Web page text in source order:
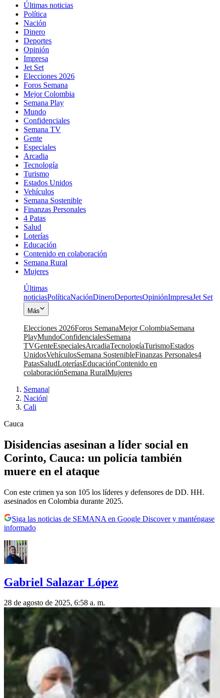
Últimas noticias
Política
Nación
Dinero
Deportes
Opinión
Impresa
Jet Set
Elecciones 2026
Foros Semana
Mejor Colombia
Semana Play
Mundo
Confidenciales
Semana TV
Gente
Especiales
Arcadia
Tecnología
Turismo
Estados Unidos
Vehículos
Semana Sostenible
Finanzas Personales
4 Patas
Salud
Loterías
Educación
Contenido en colaboración
Semana Rural
Mujeres
Últimas
noticiasPolíticaNaciónDineroDeportesOpiniónImpresaJet Set
Más
Elecciones 2026Foros SemanaMejor ColombiaSemana
PlayMundoConfidencialesSemana
TVGenteEspecialesArcadiaTecnologíaTurismoEstados
UnidosVehículosSemana SostenibleFinanzas Personales4
PatasSaludLoteríasEducaciónContenido en
colaboraciónSemana RuralMujeres
Semana|
Nación|
Cali
Cauca
Disidencias asesinan a líder social en
Corinto, Cauca: un policía también
muere en el ataque
Con este crimen ya son 105 los líderes y defensores de DD. HH.
asesinados en Colombia durante 2025.
Siga las noticias de SEMANA en Google Discover y manténgase
informado
Gabriel Salazar López
28 de agosto de 2025, 6:58 a. m.